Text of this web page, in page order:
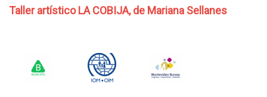
Taller artístico LA COBIJA, de Mariana Sellanes